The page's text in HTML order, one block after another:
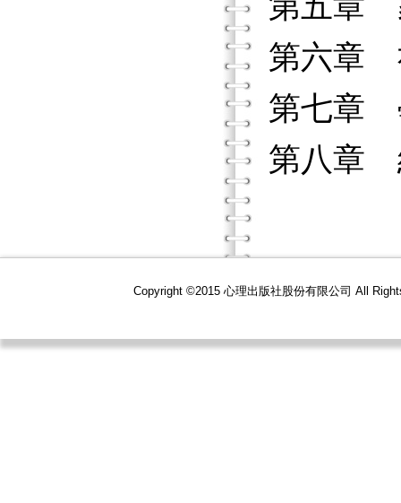
第六章
第七章
第八章
Copyright ©2015 心理出版社股份有限公司 All